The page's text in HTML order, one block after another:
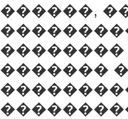
������,
��������
�������